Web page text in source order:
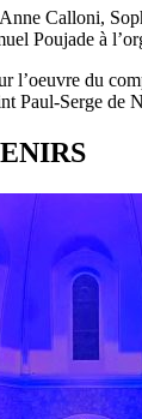
Calloni,
Poujade à
l’oeuvre du
Paul-Serge de